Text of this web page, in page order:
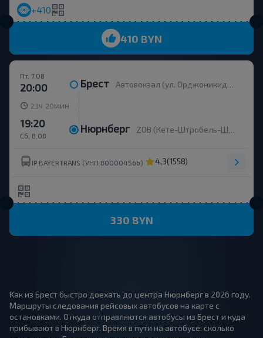
+410
410 BYN
Пт, 7.08
20:00 Брест Автовокзал (ул. Орджоникидзе, 12), пл. 9
23ч 20 мин
Сб, 8.08
19:20 Нюрнберг ZOB (Кете-Штробель-Штрассе)
IP BAYERTRANS (УНП 800004566) 4,3(1558)
330 BYN
Как из Брест быстро доехать до центра Нюрнберг в 2026 году.
Маршруты следования рейсовых автобусов на карте с
остановками. Откуда отправляются автобусы из Брест и куда
прибывают в Нюрнберг. Время в пути на автобусе: сколько